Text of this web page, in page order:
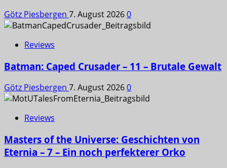
Götz Piesbergen 7. August 20260
Reviews
Batman: Caped Crusader – 11 – Brutale Gewalt
Götz Piesbergen 7. August 20260
Reviews
Masters of the Universe: Geschichten von
Eternia – 7 – Ein noch perfekterer Orko